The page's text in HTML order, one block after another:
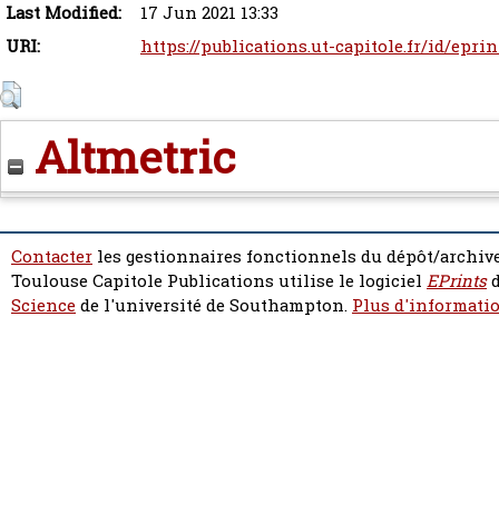
Last Modified:
17 Jun 2021 13:33
URI:
https://publications.ut-capitole.fr/id/
Altmetric
Contacter les gestionnaires fonctionnels du dépôt/
Toulouse Capitole Publications utilise le logiciel EPrints
Sciencede l'université de Southampton. Plus